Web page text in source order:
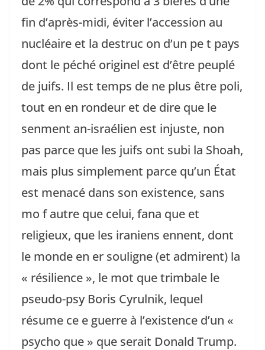
fin d’après-midi, éviter l’accession au
nucléaire et la destruc on d’un pe t pays
dont le péché originel est d’être peuplé
de juifs. Il est temps de ne plus être poli,
tout en en rondeur et de dire que le
senment an-israélien est injuste, non
pas parce que les juifs ont subi la Shoah,
mais plus simplement parce qu’un État
est menacé dans son existence, sans
mo f autre que celui, fana que et
religieux, que les iraniens ennent, dont
le monde en er souligne (et admirent) la
« résilience », le mot que trimbale le
pseudo-psy Boris Cyrulnik, lequel
résume ce e guerre à l’existence d’un «
psycho que » que serait Donald Trump.